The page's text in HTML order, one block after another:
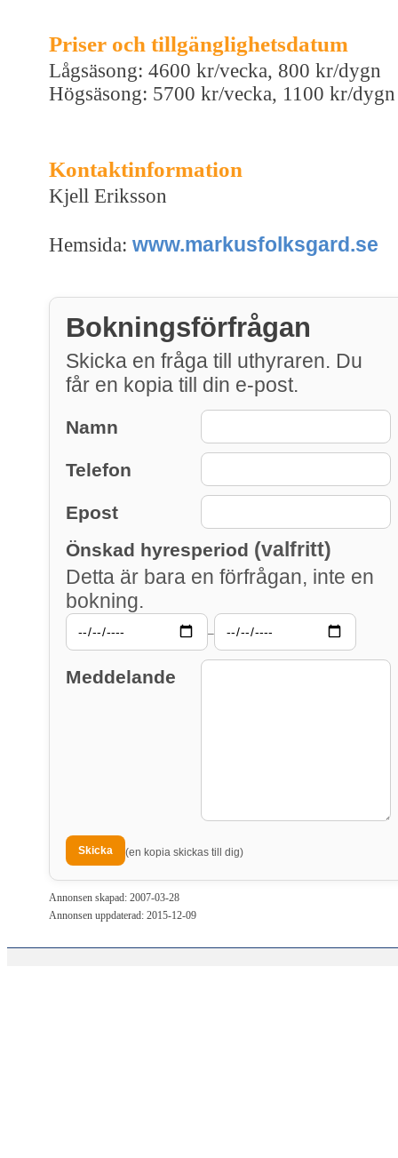
Priser och tillgänglighetsdatum
Lågsäsong: 4600 kr/vecka, 800 kr/dygn
Högsäsong: 5700 kr/vecka, 1100 kr/dygn
Kontaktinformation
Kjell Eriksson
Hemsida: www.markusfolksgard.se
Bokningsförfrågan
Skicka en fråga till uthyraren. Du
får en kopia till din e-post.
Namn
Telefon
Epost
Önskad hyresperiod (valfritt)
Detta är bara en förfrågan, inte en
bokning.
–
Meddelande
(en kopia skickas till dig)
Annonsen skapad: 2007-03-28
Annonsen uppdaterad: 2015-12-09